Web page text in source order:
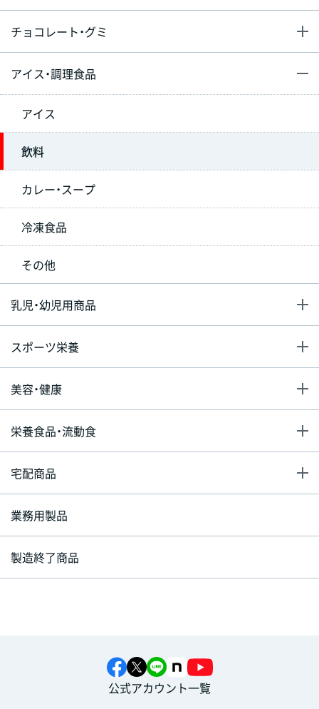
チョコレート・グミ
アイス・調理食品
アイス
飲料
カレー・スープ
冷凍食品
その他
乳児・幼児用商品
スポーツ栄養
美容・健康
栄養食品・流動食
宅配商品
業務用製品
製造終了商品
公式アカウント一覧